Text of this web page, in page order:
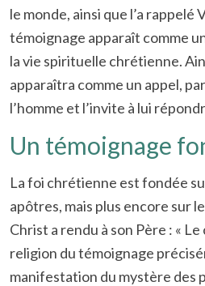
le monde, ainsi que l’a rappelé
témoignage apparaît comme
la vie spirituelle chrétienne.
apparaîtra comme un appel,
l’homme et l’invite à lui
Un témoignage
La foi chrétienne est fondée
apôtres, mais plus encore sur
Christ a rendu à son Père : «
religion du témoignage
manifestation du mystère des